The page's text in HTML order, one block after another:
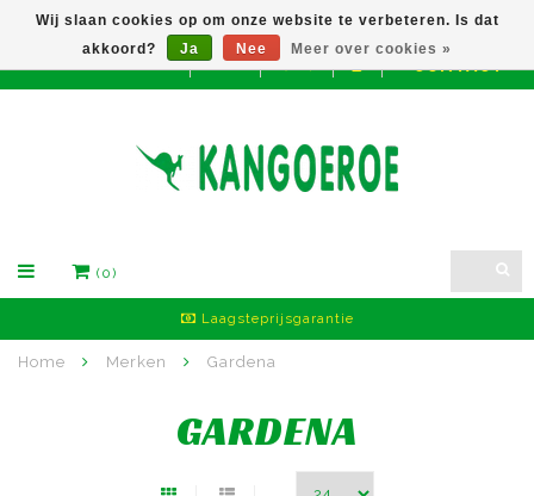
EUR CONTACT
(0)
Laagsteprijsgarantie
Home Merken Gardena
GARDENA
Wij slaan cookies op om onze website te verbeteren. Is dat
akkoord?
Ja Nee Meer over cookies »